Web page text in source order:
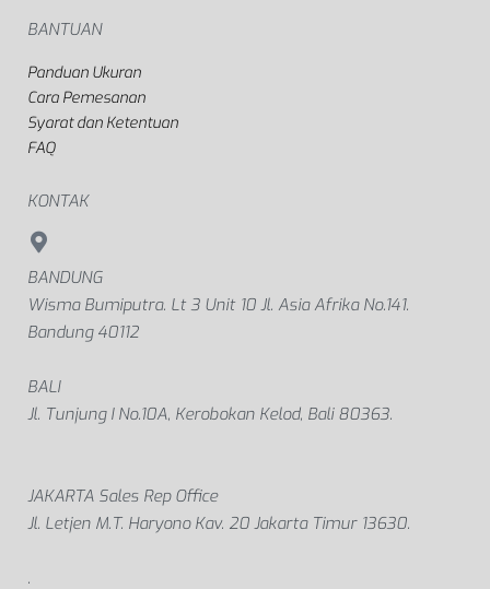
BANTUAN
Panduan Ukuran
Cara Pemesanan
Syarat dan Ketentuan
FAQ
KONTAK
BANDUNG
Wisma Bumiputra. Lt 3 Unit 10 Jl. Asia Afrika No.141.
Bandung 40112
BALI
Jl. Tunjung I No.10A, Kerobokan Kelod, Bali 80363.
JAKARTA Sales Rep Office
Jl. Letjen M.T. Haryono Kav. 20 Jakarta Timur 13630.
.